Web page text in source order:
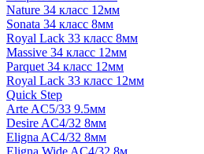
Nature 34 класс 12мм
Sonata 34 класс 8мм
Royal Lack 33 класс 8мм
Massive 34 класс 12мм
Parquet 34 класс 12мм
Royal Lack 33 класс 12мм
Quick Step
Arte AC5/33 9.5мм
Desire AC4/32 8мм
Eligna AC4/32 8мм
Eligna Wide AC4/32 8м